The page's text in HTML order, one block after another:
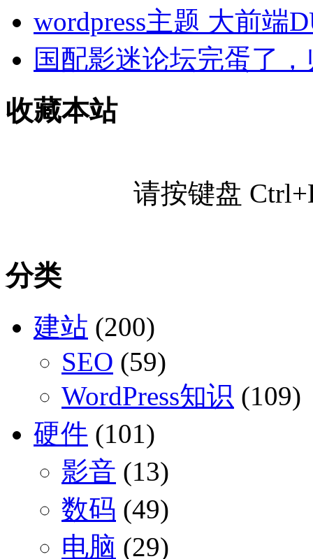
wordpress主题 大前端
国配影迷论坛完蛋了
收藏本站
请按键盘
分类
建站 (200)
SEO (59)
WordPress知识 (109)
硬件 (101)
影音 (13)
数码 (49)
电脑 (29)